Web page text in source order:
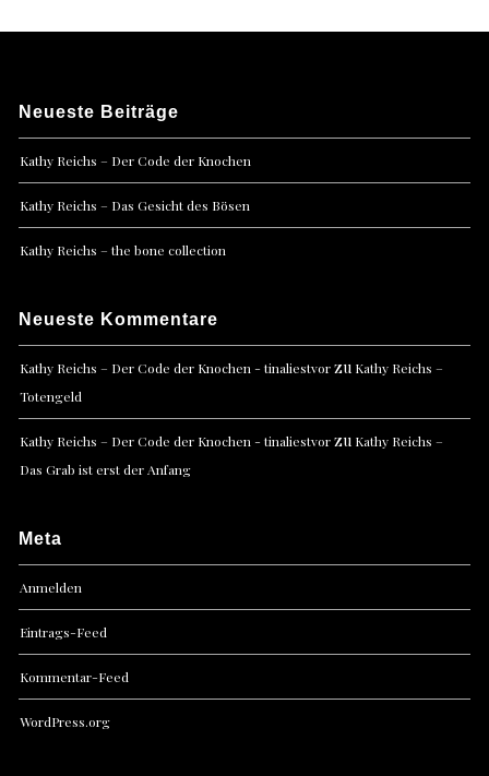
Neueste Beiträge
Kathy Reichs – Der Code der Knochen
Kathy Reichs – Das Gesicht des Bösen
Kathy Reichs – the bone collection
Neueste Kommentare
Kathy Reichs – Der Code der Knochen - tinaliestvorzu Kathy Reichs –
Totengeld
Kathy Reichs – Der Code der Knochen - tinaliestvorzu Kathy Reichs –
Das Grab ist erst der Anfang
Meta
Anmelden
Eintrags-Feed
Kommentar-Feed
WordPress.org